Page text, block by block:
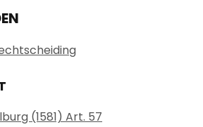
(1581) Art. 57